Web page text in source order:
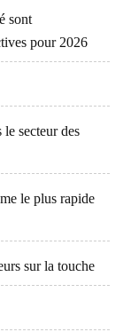
sont
pour 2026
secteur des
le plus rapide
sur la touche